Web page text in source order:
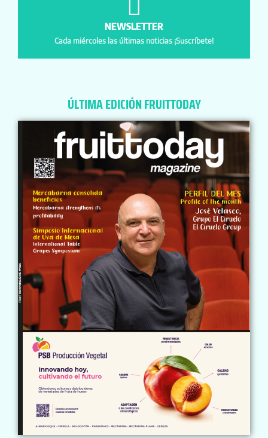
NEWSLETTER
Cada miércoles las últimas noticias ¡Suscríbete!
ÚLTIMA EDICIÓN FRUITTODAY